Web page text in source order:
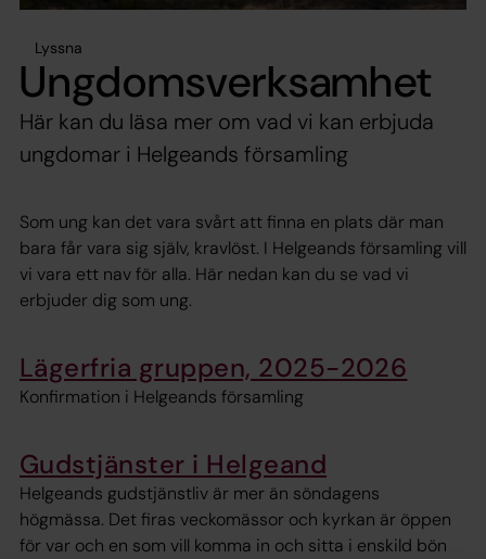
Lyssna
Ungdomsverksamhet
Här kan du läsa mer om vad vi kan erbjuda
ungdomar i Helgeands församling
Som ung kan det vara svårt att finna en plats där man
bara får vara sig själv, kravlöst. I Helgeands församling vill
vi vara ett nav för alla. Här nedan kan du se vad vi
erbjuder dig som ung.
Lägerfria gruppen, 2025-2026
Konfirmation i Helgeands församling
Gudstjänster i Helgeand
Helgeands gudstjänstliv är mer än söndagens
högmässa. Det firas veckomässor och kyrkan är öppen
för var och en som vill komma in och sitta i enskild bön